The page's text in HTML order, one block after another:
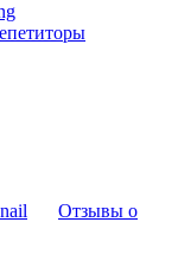
Отзывы о